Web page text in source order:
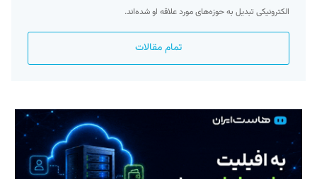
الکترونیکی تبدیل به حوزه‌های مورد علاقه او شده‌اند.
تمام مقالات